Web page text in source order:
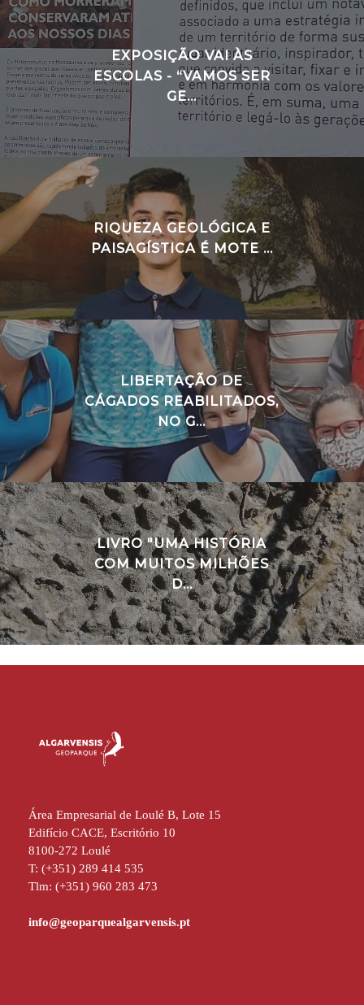
EXPOSIÇÃO VAI ÀS
ESCOLAS - “VAMOS SER
GE...
RIQUEZA GEOLÓGICA E
PAISAGÍSTICA É MOTE ...
LIBERTAÇÃO DE
CÁGADOS REABILITADOS,
NO G...
LIVRO "UMA HISTÓRIA
COM MUITOS MILHÕES
D...
Área Empresarial de Loulé B, Lote 15
Edifício CACE, Escritório 10
8100-272 Loulé
T: (+351) 289 414 535
Tlm: (+351) 960 283 473